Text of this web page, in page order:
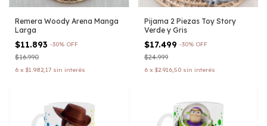
Remera Woody Arena Manga
Larga
$11.893 -30% OFF
$16.990
6 x $1.982,17 sin interés
Pijama 2 Piezas Toy Story
Verde y Gris
$17.499 -30% OFF
$24.999
6 x $2.916,50 sin interés